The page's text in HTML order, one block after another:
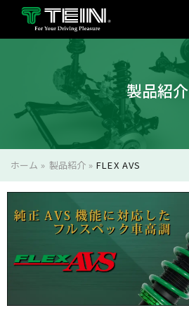
製品紹介
ホーム » 製品紹介»FLEX AVS